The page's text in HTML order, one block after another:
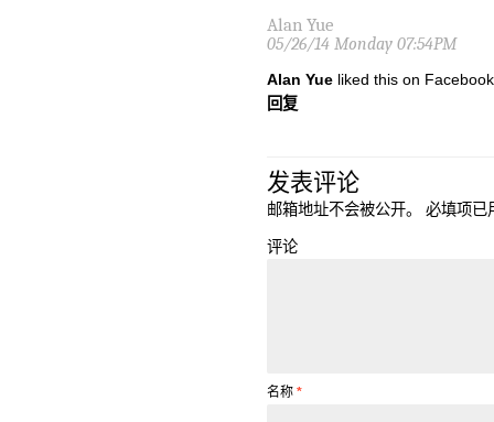
Alan Yue
05/26/14 Monday 07:54PM
Alan Yue liked this on
回复
发表评论
邮箱地址不会被公开。 必填项已
评论
名称 *